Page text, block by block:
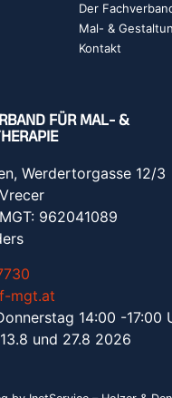
Der
Mal- &
Kontakt
FÜR MAL- &
Werdertorgasse 12/3
962041089
mgt.at
14:00 -17:00
und 27.8 2026